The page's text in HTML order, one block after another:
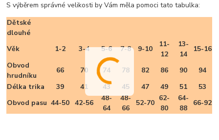
S výběrem správné velikosti by Vám měla pomoci tato tabulka:
Dětské
dlouhé
Věk
1-2 3-4 5-6 7-8 9-10
11-
12
13-
14
15-16
Obvod
hrudníku
66 70 74 78 82 86 90
94
Délka trika
39 41 43 45 47 49 51
53
Obvod pasu 44-50 42-56
48-
64
48-
66
52-70
62-
80
64-
88
66-92